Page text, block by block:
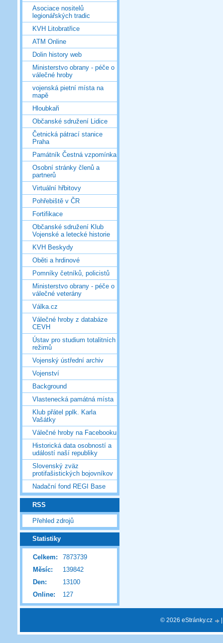
Asociace nositelů
legionářských tradic
KVH Litobratřice
ATM Online
Dolin history web
Ministerstvo obrany - péče o
válečné hroby
vojenská pietní místa na
mapě
Hloubkaři
Občanské sdružení Lidice
Četnická pátrací stanice
Praha
Památník Čestná vzpomínka
Osobní stránky členů a
partnerů
Virtuální hřbitovy
Pohřebiště v ČR
Fortifikace
Občanské sdružení Klub
Vojenské a letecké historie
KVH Beskydy
Oběti a hrdinové
Pomníky četníků, policistů
Ministerstvo obrany - péče o
válečné veterány
Válka.cz
Válečné hroby z databáze
CEVH
Ústav pro studium totalitních
režimů
Vojenský ústřední archiv
Vojenství
Background
Vlastenecká památná místa
Klub přátel pplk. Karla
Vašátky
Válečné hroby na Facebooku
Historická data osobností a
událostí naší republiky
Slovenský zväz
protifašistických bojovníkov
Nadační fond REGI Base
RSS
Přehled zdrojů
Statistiky
Online: 127
Celkem:
7873739
Měsíc:
139842
Den:
13100
© 2026 eStránky.cz